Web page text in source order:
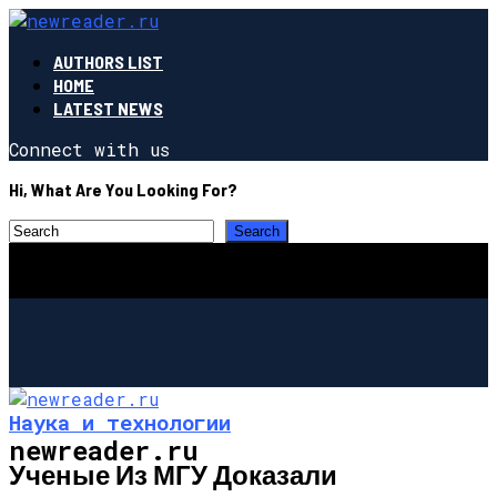
AUTHORS LIST
HOME
LATEST NEWS
Connect with us
Hi, What Are You Looking For?
newreader.ru
Наука и технологии
Ученые Из МГУ Доказали